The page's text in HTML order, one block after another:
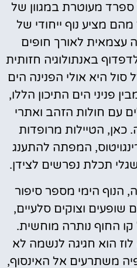
מעוטרת במגוון של
מציע נוף ייחודי של
עצמאית לאורך חופים
באנתולוגיה חזותית
היא אולי הפנינה הים
פניני הים התיכון הללו,
עם חולות הזהב ואתרי
כאן, הטיילות מרופדות
המפתה להתענג
תכלת נפרשים לצידן.
הנוף הימי מספר סיפור
וצוקים סלעיים,
החוף נותרה מוחשית.
הוא חגיגה לנשמה לא
משתרעים אל האינסוף,